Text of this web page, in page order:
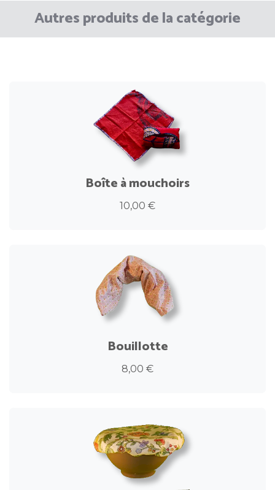
Autres produits de la catégorie
Boîte à mouchoirs
10,00 €
Bouillotte
8,00 €